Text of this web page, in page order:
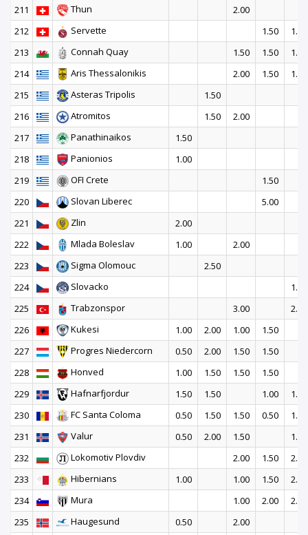
211 Thun
2.00
212
Servette 1.50
1.50
213
Connah Quay 1.50 1.50
1.50
214
Aris Thessalonikis 2.00 1.50
1.50
215
Asteras Tripolis
1.50
216
Atromitos 1.50
2.00
217
Panathinaikos
1.50
218
Panionios
1.00
219
OFI Crete
1.50
220
Slovan Liberec
5.00
221
Zlin
2.00
222
Mlada Boleslav 1.00
2.00
223
Sigma Olomouc
2.50
224
Slovacko
1.50
225
Trabzonspor 3.00
2.50
226
Kukesi 1.00 2.00 1.00
1.50
227
Progres Niedercorn 0.50 2.00 1.50
1.50
228
Honved 1.00 1.50 1.50
1.50
229
Hafnarfjordur 1.50 1.50 1.00
1.50
230
FC Santa Coloma 0.50 1.50 1.50 0.50
1.50
231
Valur 0.50 2.00 1.50
1.50
232
Lokomotiv Plovdiv 2.00 1.50
2.00
233
Hibernians 1.00 1.00 1.50
2.00
234
Mura 1.00 2.00
2.50
235
Haugesund 0.50
2.00